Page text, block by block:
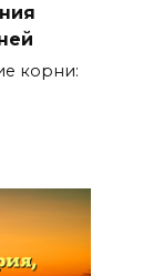
корни: